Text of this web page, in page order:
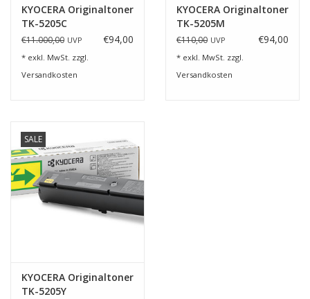
KYOCERA Originaltoner
TK-5205C
€11.000,00 UVP €94,00
* exkl. MwSt. zzgl.
Versandkosten
KYOCERA Originaltoner
TK-5205M
€110,00 UVP €94,00
* exkl. MwSt. zzgl.
Versandkosten
SALE
KYOCERA Originaltoner
TK-5205Y